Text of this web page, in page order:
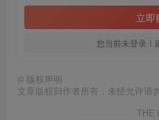
立即
您当前未登录！
© 版权声明
文章版权归作者所有，未经允许请
THE